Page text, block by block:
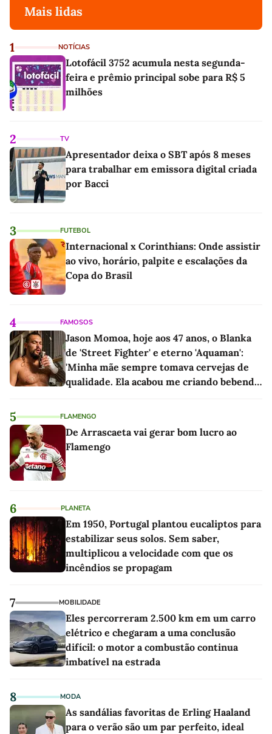
Mais lidas
1 NOTÍCIAS
Lotofácil 3752 acumula nesta segunda-
feira e prêmio principal sobe para R$ 5
milhões
2 TV
Apresentador deixa o SBT após 8 meses
para trabalhar em emissora digital criada
por Bacci
3 FUTEBOL
Internacional x Corinthians: Onde assistir
ao vivo, horário, palpite e escalações da
Copa do Brasil
4 FAMOSOS
Jason Momoa, hoje aos 47 anos, o Blanka
de 'Street Fighter' e eterno 'Aquaman':
'Minha mãe sempre tomava cervejas de
qualidade. Ela acabou me criando bebendo
5 FLAMENGO
De Arrascaeta vai gerar bom lucro ao
Flamengo
6 PLANETA
Em 1950, Portugal plantou eucaliptos para
estabilizar seus solos. Sem saber,
multiplicou a velocidade com que os
incêndios se propagam
7 MOBILIDADE
Eles percorreram 2.500 km em um carro
elétrico e chegaram a uma conclusão
difícil: o motor a combustão continua
imbatível na estrada
8 MODA
As sandálias favoritas de Erling Haaland
para o verão são um par perfeito, ideal